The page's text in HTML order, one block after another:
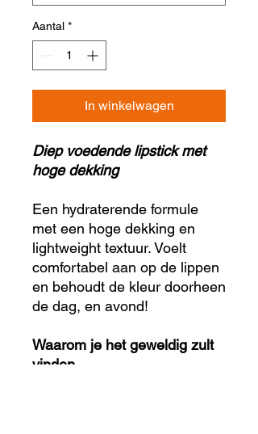
Aantal *
In winkelwagen
Diep voedende lipstick met
hoge dekking
Een hydraterende formule
met een hoge dekking en
lightweight textuur. Voelt
comfortabel aan op de lippen
en behoudt de kleur doorheen
de dag, en avond!
Waarom je het geweldig zult
vinden